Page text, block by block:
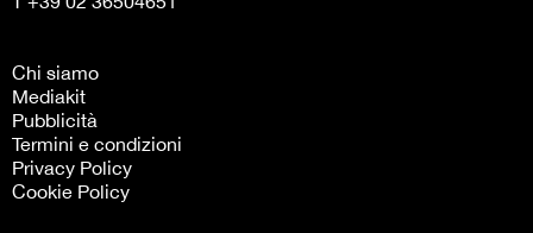
Chi siamo
Mediakit
Pubblicità
Termini e condizioni
Privacy Policy
Cookie Policy